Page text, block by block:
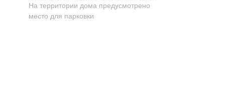
На территории дома предусмотрено
место для парковки